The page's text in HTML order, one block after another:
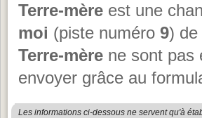
Terre-mère est une
moi (piste numéro 9) de
Terre-mère ne sont pas
envoyer grâce au
Les informations ci-dessous ne servent qu'à